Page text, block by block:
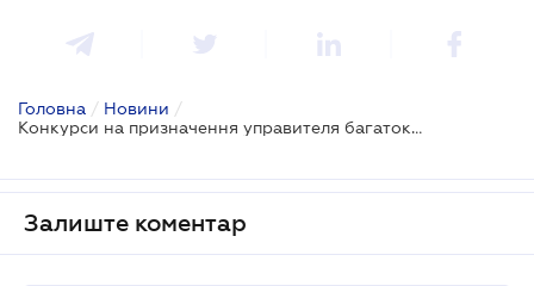
Головна / Новини /
Конкурси на призначення управителя багатоквартирного будинку проведуть до березня 2022 року: проект прийнято за основу
Залиште коментар